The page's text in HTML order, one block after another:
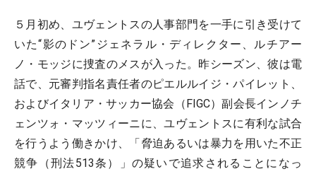
５月初め、ユヴェントスの人事部門を一手に引き受けて
いた“影のドン”ジェネラル・ディレクター、ルチアー
ノ・モッジに捜査のメスが入った。昨シーズン、彼は電
話で、元審判指名責任者のピエルルイジ・パイレット、
およびイタリア・サッカー協会（FIGC）副会長インノチ
ェンツォ・マッツィーニに、ユヴェントスに有利な試合
を行うよう働きかけ、「脅迫あるいは暴力を用いた不正
競争（刑法513条）」の疑いで追求されることになっ